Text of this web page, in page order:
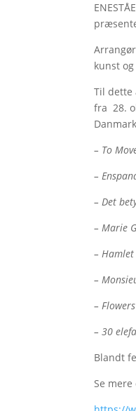
kunst
Til dette
fra 28.
– To
–
– Det
– Marie
– Hamlet
–
–
– 30
Blandt
Se